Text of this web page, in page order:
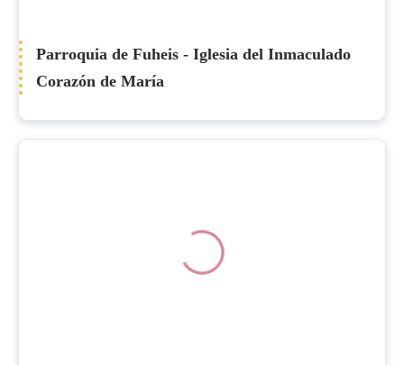
Parroquia de Fuheis - Iglesia del Inmaculado
Corazón de María